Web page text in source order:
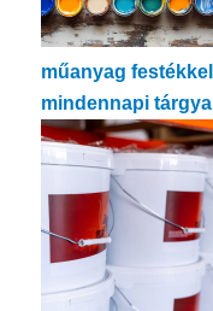
műanyag
mindennapi